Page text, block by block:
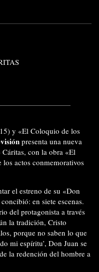
y «El Coloquio de los
presenta una nueva
con la obra «El
los actos conmemorativos
el estreno de su «Don
en siete escenas.
del protagonista a través
la tradición, Cristo
porque no saben lo que
mi espíritu’, Don Juan se
la redención del hombre a